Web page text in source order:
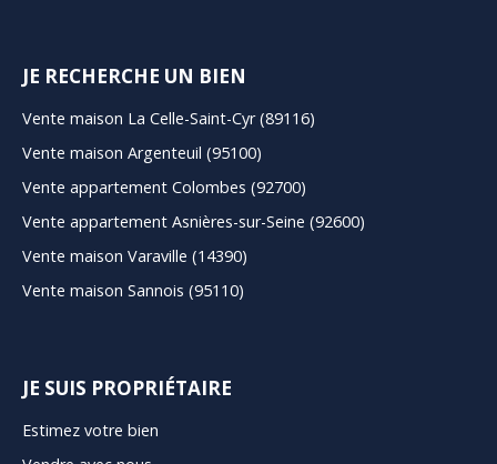
JE RECHERCHE UN BIEN
Vente maison La Celle-Saint-Cyr (89116)
Vente maison Argenteuil (95100)
Vente appartement Colombes (92700)
Vente appartement Asnières-sur-Seine (92600)
Vente maison Varaville (14390)
Vente maison Sannois (95110)
JE SUIS PROPRIÉTAIRE
Estimez votre bien